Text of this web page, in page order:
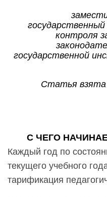
контроля
государственной
Статья взята
С ЧЕГО
Каждый год по
текущего учебного
тарификация